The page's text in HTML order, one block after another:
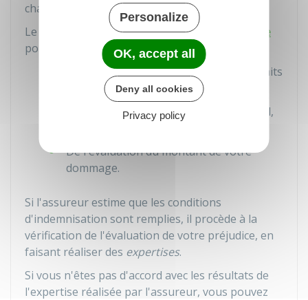
charge votre indemnisation.
Le gardien doit faire unedéclaration de sinistre
pour informer son assureur :
Des circonstances dans lesquelles les faits
se sont produits
De la nature du préjudice subi (corporel,
De l'évaluation du montant de votre
dommage.
Si l'assureur estime que les conditions
d'indemnisation sont remplies, il procède à la
vérification de l'évaluation de votre préjudice, en
faisant réaliser des expertises.
Si vous n'êtes pas d'accord avec les résultats de
l'expertise réalisée par l'assureur, vous pouvez
Personalize
OK, accept all
Deny all cookies
Privacy policy